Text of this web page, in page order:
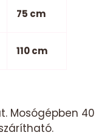
75 cm
110 cm
Mosógépben 40